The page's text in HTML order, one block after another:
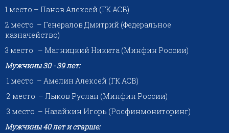
1 место – Панов Алексей (ГК АСВ)
2 место – Генералов Дмитрий (Федеральное
казначейство)
3 место – Магницкий Никита (Минфин России)
Мужчины 30 - 39 лет:
1 место – Амелин Алексей (ГК АСВ)
2 место – Лыков Руслан (Минфин России)
3 место – Назайкин Игорь (Росфинмониторинг)
Мужчины 40 лет и старше: